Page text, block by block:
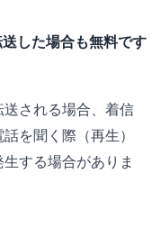
した場合も無料です
される場合、着信
を聞く際（再生）
する場合がありま